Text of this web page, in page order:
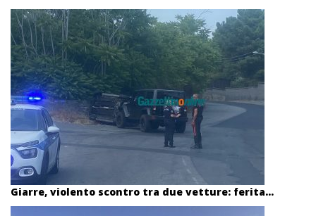
Giarre, violento scontro tra due vetture: ferita...